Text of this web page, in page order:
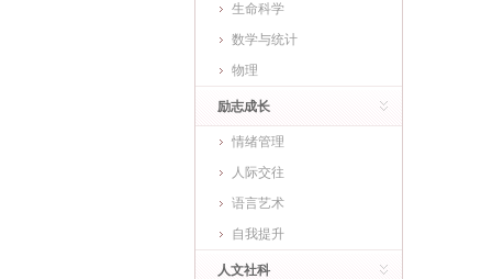
生命科学
数学与统计
物理
励志成长
情绪管理
人际交往
语言艺术
自我提升
人文社科